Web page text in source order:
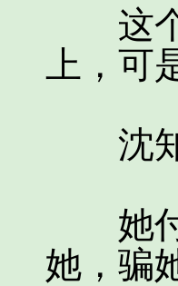
这个
上，可
沈知
她付
她，骗